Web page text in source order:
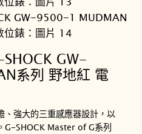
GW-
系列 野地紅 電
、強大的三重感應器設計，以
G-SHOCK Master of G系列